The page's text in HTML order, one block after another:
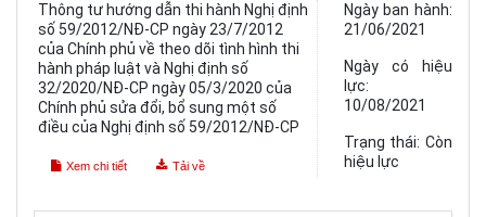
Thông tư hướng dẫn thi hành Nghị định
số 59/2012/NĐ-CP ngày 23/7/2012
của Chính phủ về theo dõi tình hình thi
hành pháp luật và Nghị định số
32/2020/NĐ-CP ngày 05/3/2020 của
Chính phủ sửa đổi, bổ sung một số
điều của Nghị định số 59/2012/NĐ-CP
Xem chi tiết Tải về
Ngày ban hành:
21/06/2021
Ngày có hiệu
lực:
10/08/2021
Trạng thái: Còn
hiệu lực